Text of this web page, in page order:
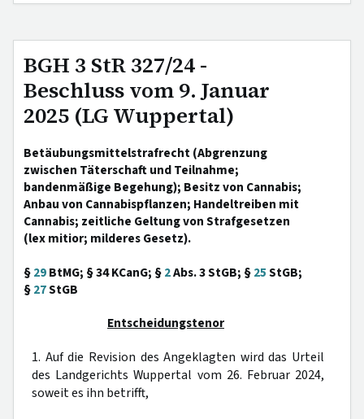
BGH 3 StR 327/24 -
Beschluss vom 9. Januar
2025 (LG Wuppertal)
Betäubungsmittelstrafrecht (Abgrenzung
zwischen Täterschaft und Teilnahme;
bandenmäßige Begehung); Besitz von Cannabis;
Anbau von Cannabispflanzen; Handeltreiben mit
Cannabis; zeitliche Geltung von Strafgesetzen
(lex mitior; milderes Gesetz).
§29BtMG; § 34 KCanG; §2Abs. 3 StGB; §25StGB;
§27StGB
Entscheidungstenor
1. Auf die Revision des Angeklagten wird das Urteil
des Landgerichts Wuppertal vom 26. Februar 2024,
soweit es ihn betrifft,